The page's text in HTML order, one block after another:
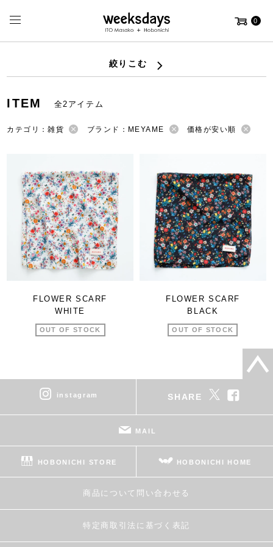
0
絞りこむ
ITEM 全2アイテム
カテゴリ：雑貨 ブランド：MEYAME 価格が安い順
FLOWER SCARF
WHITE
OUT OF STOCK
FLOWER SCARF
BLACK
OUT OF STOCK
instagram SHARE
MAIL
HOBONICHI STORE HOBONICHI HOME
商品について問い合わせる
特定商取引法に基づく表記